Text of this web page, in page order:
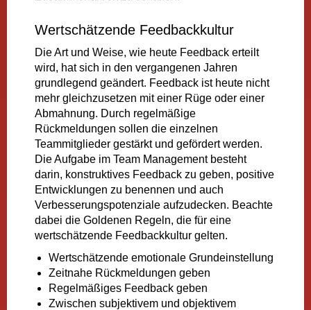
Wertschätzende Feedbackkultur
Die Art und Weise, wie heute Feedback erteilt
wird, hat sich in den vergangenen Jahren
grundlegend geändert. Feedback ist heute nicht
mehr gleichzusetzen mit einer Rüge oder einer
Abmahnung. Durch regelmäßige
Rückmeldungen sollen die einzelnen
Teammitglieder gestärkt und gefördert werden.
Die Aufgabe im Team Management besteht
darin, konstruktives Feedback zu geben, positive
Entwicklungen zu benennen und auch
Verbesserungspotenziale aufzudecken. Beachte
dabei die Goldenen Regeln, die für eine
wertschätzende Feedbackkultur gelten.
Wertschätzende emotionale Grundeinstellung
Zeitnahe Rückmeldungen geben
Regelmäßiges Feedback geben
Zwischen subjektivem und objektivem